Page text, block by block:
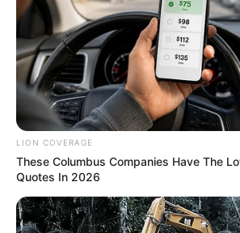
Why Big Bang Theory Fans
Characters
BRAINBERRIES
These 6 Movies Were So Bad
Instant Classics
LION COVERAGE
These Columbus Companies Have The
Quotes In 2026